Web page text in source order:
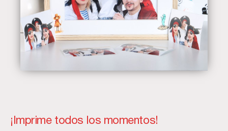
¡Imprime todos los momentos!